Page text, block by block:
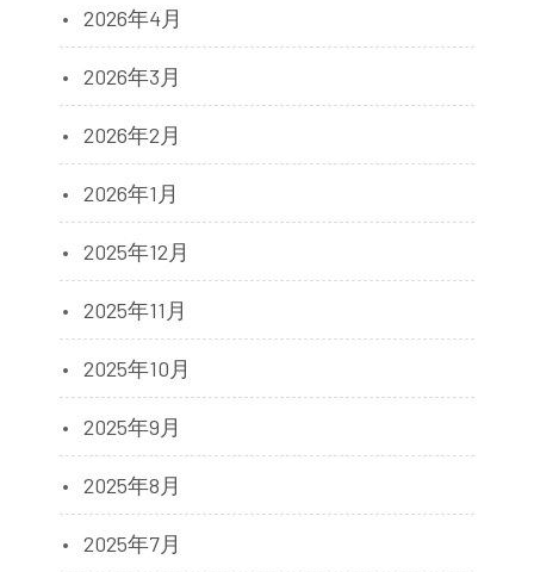
2026年4月
2026年3月
2026年2月
2026年1月
2025年12月
2025年11月
2025年10月
2025年9月
2025年8月
2025年7月